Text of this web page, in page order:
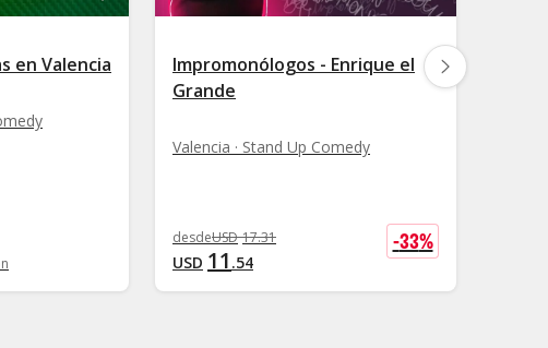
en Valencia
Impromonólogos - Enrique el
Grande
Valencia · Stand Up Comedy
desdeUSD 17.31
USD 11 .54
-33%